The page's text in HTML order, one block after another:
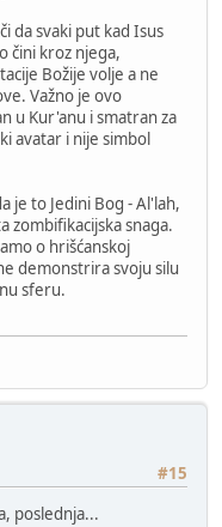
da svaki put kad Isus
čini kroz njega,
Božije volje a ne
Važno je ovo
u Kur'anu i smatran za
avatar i nije simbol
je to Jedini Bog - Al'lah,
zombifikacijska snaga.
o hrišćanskoj
demonstrira svoju silu
sferu.
#15
poslednja...